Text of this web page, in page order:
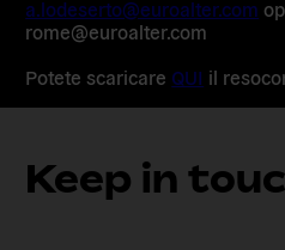
a.lodeserto@euroalter.com
rome@euroalter.com
Potete scaricare QUI il
Keep in